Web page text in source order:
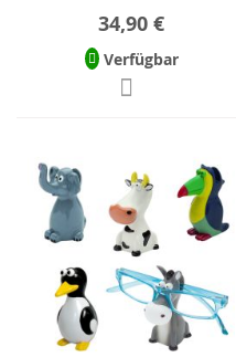
34,90 €
Verfügbar